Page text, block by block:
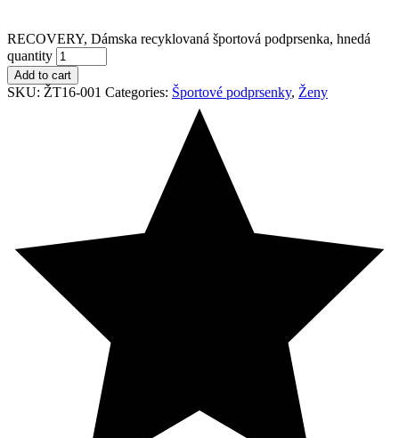
RECOVERY, Dámska recyklovaná športová podprsenka, hnedá
quantity
Add to cart
SKU: ŽT16-001 Categories: Športové podprsenky, Ženy